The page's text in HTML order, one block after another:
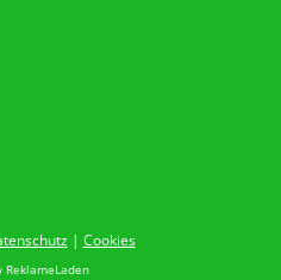
| Cookies
ReklameLaden